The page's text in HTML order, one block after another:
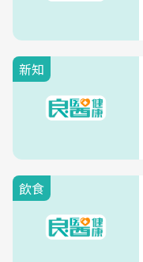
新知
飲食